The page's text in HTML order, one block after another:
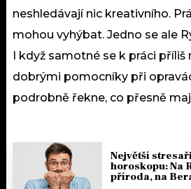
neshledávají nic kreativního.
mohou vyhýbat. Jedno se ale
I když samotné se k práci příliš
dobrými pomocníky při
podrobně řekne, co přesně
Největší
horoskopu: Na
příroda, na